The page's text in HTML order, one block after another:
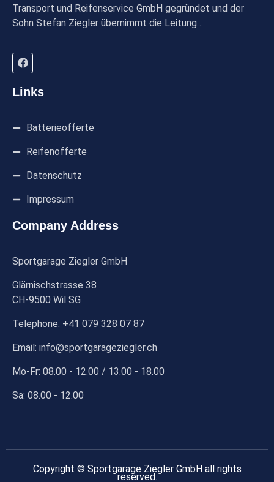
Transport und Reifenservice GmbH gegründet und der
Sohn Stefan Ziegler übernimmt die Leitung…
Links
Batterieofferte
Reifenofferte
Datenschutz
Impressum
Company Address
Sportgarage Ziegler GmbH
Glärnischstrasse 38
CH-9500 Wil SG
Telephone: +41 079 328 07 87
Email: info@sportgarageziegler.ch
Mo-Fr: 08.00 - 12.00 / 13.00 - 18.00
Sa: 08.00 - 12.00
Copyright © Sportgarage Ziegler GmbH all rights
reserved.